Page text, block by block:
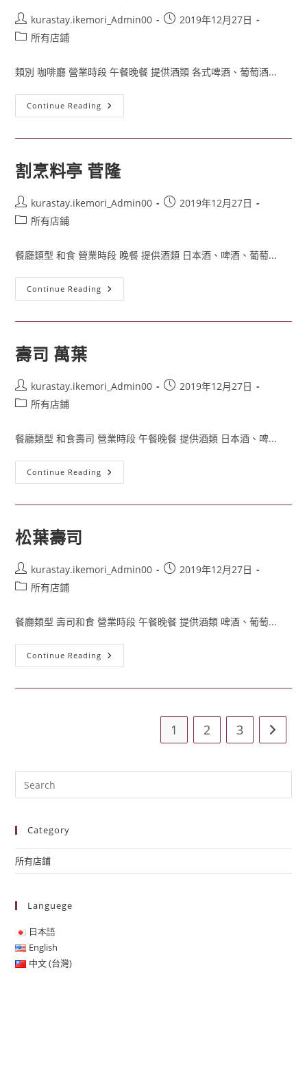
kurastay.ikemori_Admin00
2019年12月27日
所有店鋪
類別 咖啡廳 營業時段 午餐晚餐 提供酒類 各式啤酒、葡萄酒...
Continue Reading
割烹料亭 菅隆
kurastay.ikemori_Admin00
2019年12月27日
所有店鋪
餐廳類型 和食 營業時段 晚餐 提供酒類 日本酒、啤酒、葡萄...
Continue Reading
壽司 萬葉
kurastay.ikemori_Admin00
2019年12月27日
所有店鋪
餐廳類型 和食壽司 營業時段 午餐晚餐 提供酒類 日本酒、啤...
Continue Reading
松葉壽司
kurastay.ikemori_Admin00
2019年12月27日
所有店鋪
餐廳類型 壽司和食 營業時段 午餐晚餐 提供酒類 啤酒、葡萄...
Continue Reading
1 2 3
Category
所有店鋪
Languege
日本語
English
中文 (台灣)